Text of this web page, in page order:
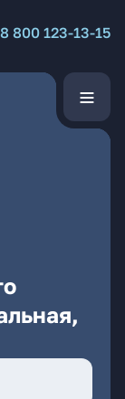
8 800 123-13-15